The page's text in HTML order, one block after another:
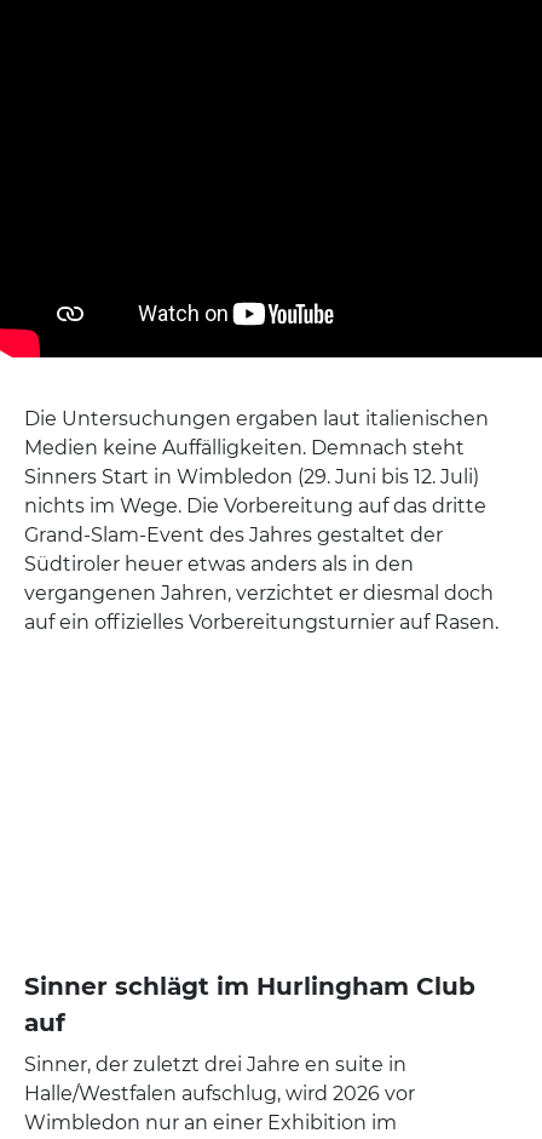
Die Untersuchungen ergaben laut italienischen
Medien keine Auffälligkeiten. Demnach steht
Sinners Start in Wimbledon (29. Juni bis 12. Juli)
nichts im Wege. Die Vorbereitung auf das dritte
Grand-Slam-Event des Jahres gestaltet der
Südtiroler heuer etwas anders als in den
vergangenen Jahren, verzichtet er diesmal doch
auf ein offizielles Vorbereitungsturnier auf Rasen.
Sinner schlägt im Hurlingham Club
auf
Sinner, der zuletzt drei Jahre en suite in
Halle/Westfalen aufschlug, wird 2026 vor
Wimbledon nur an einer Exhibition im